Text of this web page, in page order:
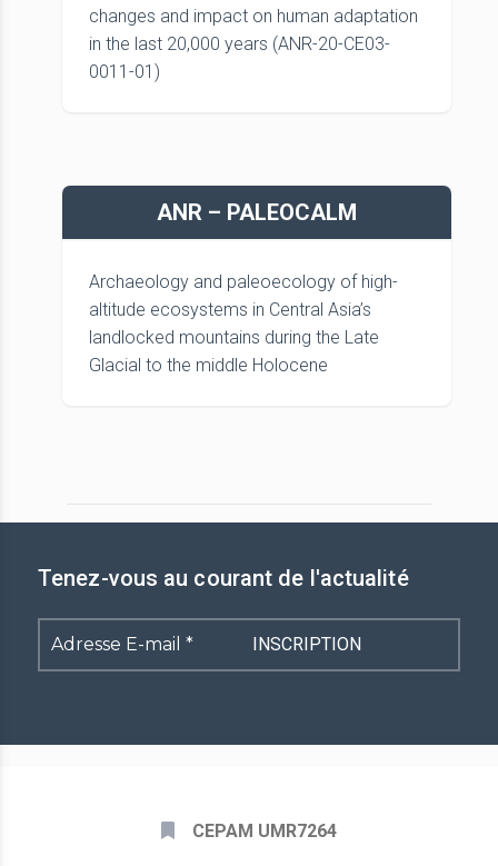
changes and impact on human adaptation
in the last 20,000 years (ANR-20-CE03-
0011-01)
ANR – PALEOCALM
Archaeology and paleoecology of high-
altitude ecosystems in Central Asia’s
landlocked mountains during the Late
Glacial to the middle Holocene
Tenez-vous au courant de l'actualité
Adresse
E-
CEPAM UMR7264